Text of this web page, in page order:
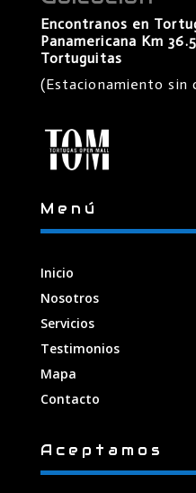
Encontranos en
Panamericana Km
Tortuguitas
(Estacionamiento sin
Menú
Inicio
Nosotros
Servicios
Testimonios
Mapa
Contacto
Aceptamos